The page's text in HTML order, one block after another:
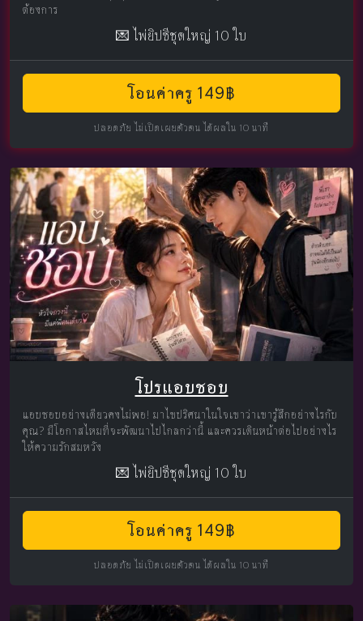
ต้องการ
💌 ไพ่ยิปซีชุดใหญ่ 10 ใบ
โอนค่าครู 149฿
ปลอดภัย ไม่เปิดเผยตัวตน ได้ผลใน 10 นาที
โปรแอบชอบ
แอบชอบอย่างเดียวคงไม่พอ! มาไขปริศนาในใจเขาว่าเขารู้สึกอย่างไรกับ
คุณ? มีโอกาสไหมที่จะพัฒนาไปไกลกว่านี้ และควรเดินหน้าต่อไปอย่างไร
ให้ความรักสมหวัง
💌 ไพ่ยิปซีชุดใหญ่ 10 ใบ
โอนค่าครู 149฿
ปลอดภัย ไม่เปิดเผยตัวตน ได้ผลใน 10 นาที